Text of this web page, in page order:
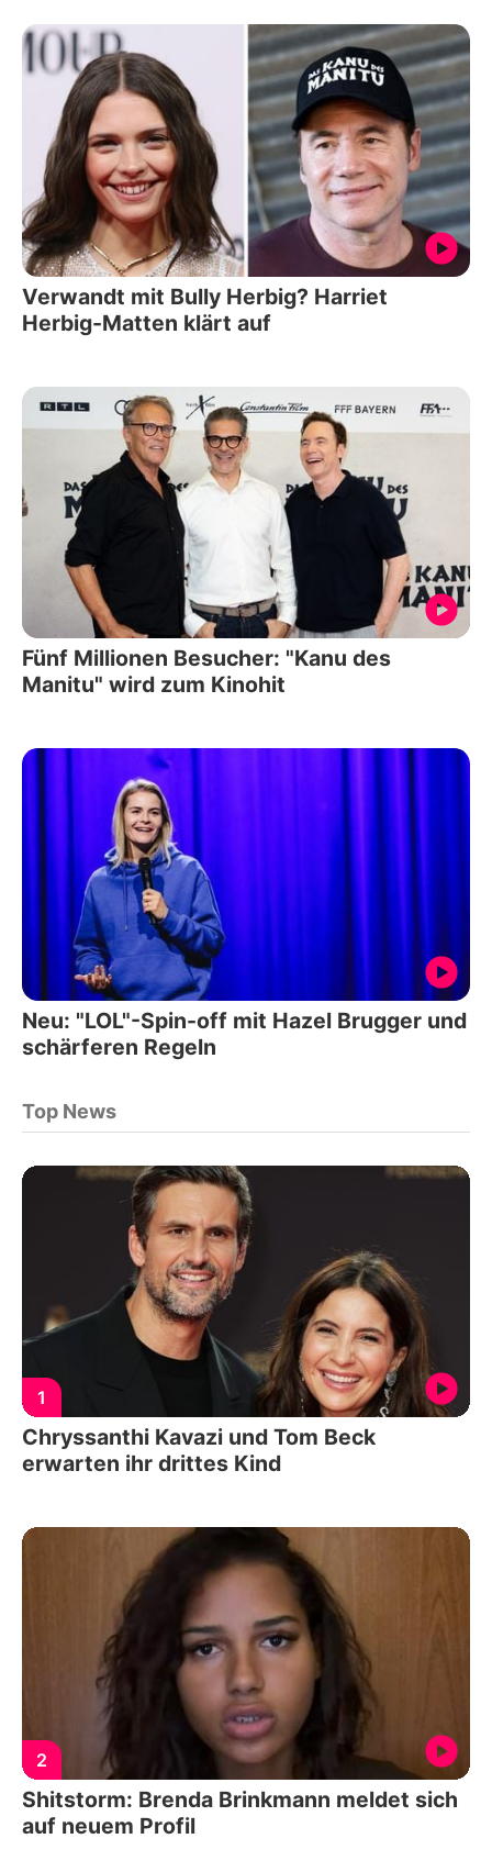
Verwandt mit Bully Herbig? Harriet
Herbig-Matten klärt auf
Fünf Millionen Besucher: "Kanu des
Manitu" wird zum Kinohit
Neu: "LOL"-Spin-off mit Hazel Brugger und
schärferen Regeln
Top News
1
Chryssanthi Kavazi und Tom Beck
erwarten ihr drittes Kind
2
Shitstorm: Brenda Brinkmann meldet sich
auf neuem Profil